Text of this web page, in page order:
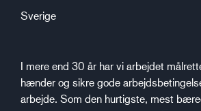
Sverige
I mere end 30 år har vi arbejdet
hænder og sikre gode
arbejde. Som den hurtigste, mest